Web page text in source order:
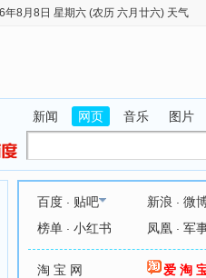
年8月8日 星期六 (农历 六月廿六) 天气
新闻 网页 音乐 图片
百度 贴吧 新浪
微
榜单
小红书 凤凰 军
淘 宝 网
爱 淘